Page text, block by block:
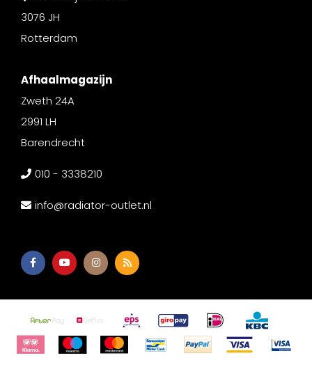
3076 JH
Rotterdam
Afhaalmagazijn
Zweth 24A
2991 LH
Barendrecht
010 - 3338210
info@radiator-outlet.nl